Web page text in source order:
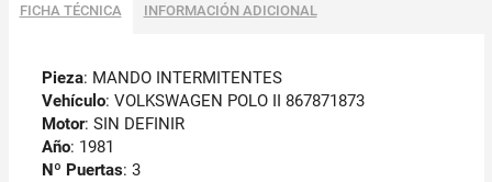
FICHA TÉCNICA INFORMACIÓN ADICIONAL
Pieza: MANDO INTERMITENTES
Vehículo: VOLKSWAGEN POLO II 867871873
Motor: SIN DEFINIR
Año: 1981
Nº Puertas: 3